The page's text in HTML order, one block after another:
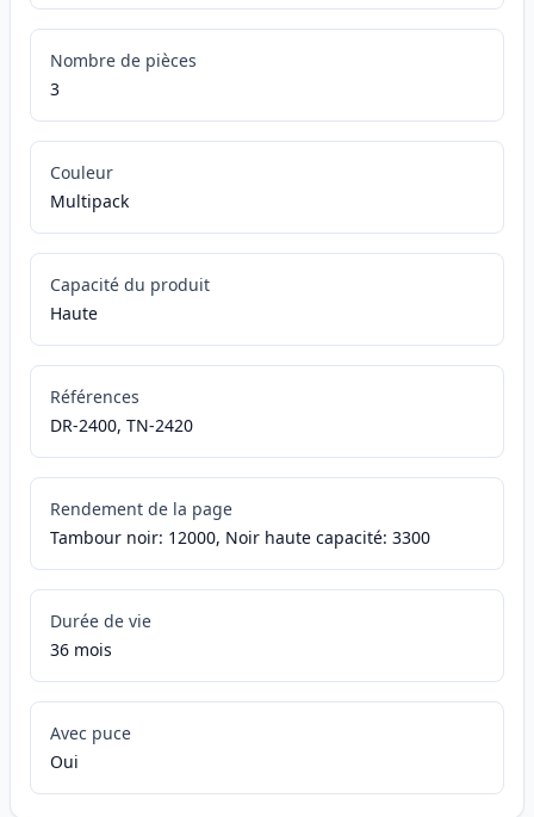
Nombre de pièces
3
Couleur
Multipack
Capacité du produit
Haute
Références
DR-2400, TN-2420
Rendement de la page
Tambour noir: 12000, Noir haute capacité: 3300
Durée de vie
36 mois
Avec puce
Oui